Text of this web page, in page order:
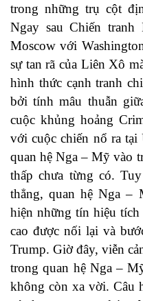
trong những trụ cột
Ngay sau Chiến
Moscow với
sự tan rã của Liên Xô
hình thức cạnh tranh
bởi tính mâu thuẫn
cuộc khủng hoảng
với cuộc chiến nổ ra
quan hệ Nga – Mỹ vào
thấp chưa từng có.
thẳng, quan hệ Nga –
hiện những tín hiệu tích
cao được nối lại và
Trump. Giờ đây, viễn
trong quan hệ Nga –
không còn xa vời. Câu